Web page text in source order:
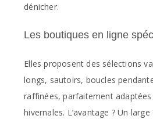
dénicher.
Les boutiques en ligne
Elles proposent des sélections
longs, sautoirs, boucles
raffinées, parfaitement
hivernales. L’avantage ? Un